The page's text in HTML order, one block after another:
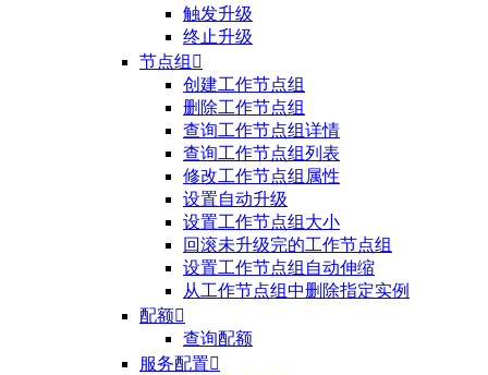
触发升级
终止升级
节点组 
创建工作节点组
删除工作节点组
查询工作节点组详情
查询工作节点组列表
修改工作节点组属性
设置自动升级
设置工作节点组大小
回滚未升级完的工作节点组
设置工作节点组自动伸缩
从工作节点组中删除指定实例
配额
查询配额
服务配置